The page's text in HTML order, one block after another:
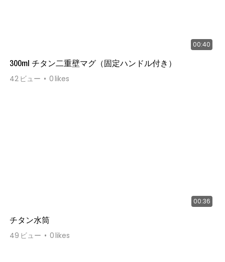
00:40
300ml チタン二重壁マグ（固定ハンドル付き）
42 ビュー 0likes
00:36
チタン水筒
49 ビュー 0likes